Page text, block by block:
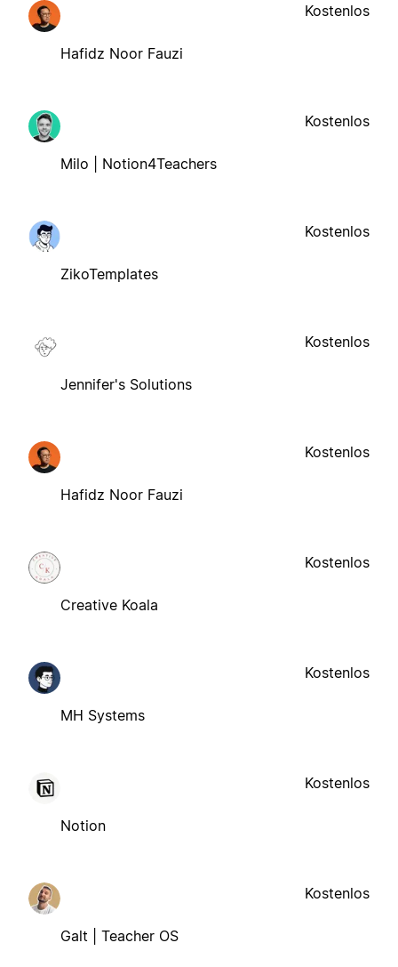
Hafidz Noor Fauzi
Kostenlos
Milo | Notion4Teachers
Kostenlos
ZikoTemplates
Kostenlos
Jennifer's Solutions
Kostenlos
Hafidz Noor Fauzi
Kostenlos
Creative Koala
Kostenlos
MH Systems
Kostenlos
Notion
Kostenlos
Galt | Teacher OS
Kostenlos